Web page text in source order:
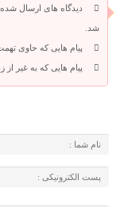
دیدگاه های ارسال
شد.
پیام هایی که حاوی
پیام هایی که به غیر